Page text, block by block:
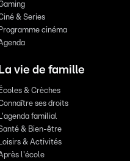
& Series
Programme cinéma
La vie de famille
Écoles & Crèches
ses droits
L'agenda familial
& Bien-être
Loisirs & Activités
l'école